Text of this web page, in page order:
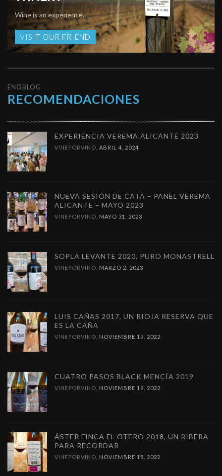
Wine is an experience.
VISIT OUR FRIEND
ENOBLOG
RECOMENDACIONES
EXPERIENCIA VEREMA ALICANTE 2023
VINEPORVINO, ABRIL 4, 2024
NUEVA SESIÓN DE CATA – PANEL VEREMA
ALICANTE – MAYO 2023
VINEPORVINO, MAYO 31, 2023
SOPLA LEVANTE 2020, PURO MONASTRELL
VINEPORVINO, MARZO 2, 2023
LUIS CAÑAS 2017, UN RIOJA RESERVA QUE
ES LA CAÑA
VINEPORVINO, NOVIEMBRE 19, 2022
CUATRO PASOS BLACK MENCÍA 2019
VINEPORVINO, NOVIEMBRE 19, 2022
ÁSTER FINCA EL OTERO 2018, UN RIBERA
PARA RECORDAR
VINEPORVINO, NOVIEMBRE 18, 2022